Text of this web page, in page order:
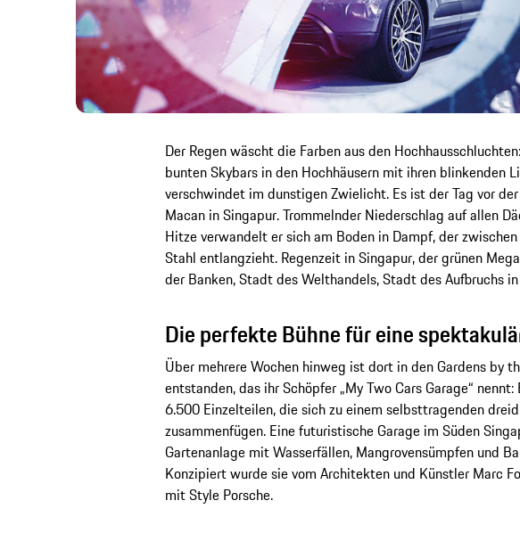
Der Regen wäscht die Farben aus den
bunten Skybars in den Hochhäusern mit ihren blinkenden
verschwindet im dunstigen Zwielicht. Es ist der Tag vor
Macan in Singapur. Trommelnder Niederschlag auf allen
Hitze verwandelt er sich am Boden in Dampf, der
Stahl entlangzieht. Regenzeit in Singapur, der grünen
der Banken, Stadt des Welthandels, Stadt des Aufbruchs
Die perfekte Bühne für eine
Über mehrere Wochen hinweg ist dort in den Gardens by
entstanden, das ihr Schöpfer „My Two Cars Garage“
6.500 Einzelteilen, die sich zu einem selbsttragenden
zusammenfügen. Eine futuristische Garage im Süden
Gartenanlage mit Wasserfällen, Mangrovensümpfen und
Konzipiert wurde sie vom Architekten und Künstler Marc
mit Style Porsche.